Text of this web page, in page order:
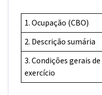
1. Ocupação (CBO)
2. Descrição sumária
3. Condições gerais de
exercício